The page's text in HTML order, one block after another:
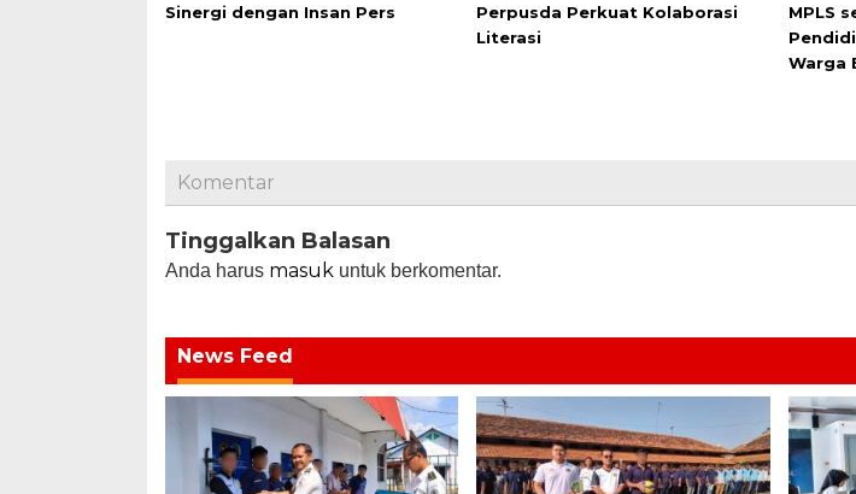
Sinergi dengan Insan Pers
Perpusda Perkuat Kolaborasi
Literasi
MPLS
Warga
Komentar
Tinggalkan Balasan
Anda harus masuk untuk berkomentar.
News Feed